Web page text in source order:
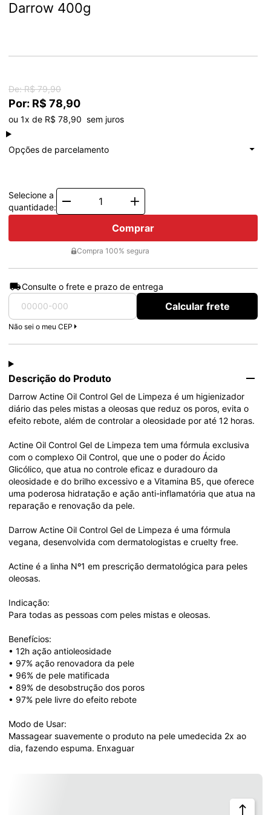
Darrow 400g
De: R$ 79,90
Por: R$ 78,90
ou 1x de R$ 78,90  sem juros
Opções de parcelamento
à vistaR$ 78,90
Total: R$ 78,90
Selecione a
quantidade:
Comprar
Compra 100% segura
Consulte o frete e prazo de entrega
Calcular frete
Não sei o meu CEP
Descrição do Produto
Darrow Actine Oil Control Gel de Limpeza é um higienizador
diário das peles mistas a oleosas que reduz os poros, evita o
efeito rebote, além de controlar a oleosidade por até 12 horas.
Actine Oil Control Gel de Limpeza tem uma fórmula exclusiva
com o complexo Oil Control, que une o poder do Ácido
Glicólico, que atua no controle eficaz e duradouro da
oleosidade e do brilho excessivo e a Vitamina B5, que oferece
uma poderosa hidratação e ação anti-inflamatória que atua na
reparação e renovação da pele.
Darrow Actine Oil Control Gel de Limpeza é uma fórmula
vegana, desenvolvida com dermatologistas e cruelty free.
Actine é a linha Nº1 em prescrição dermatológica para peles
oleosas.
Indicação:
Para todas as pessoas com peles mistas e oleosas.
Benefícios:
• 12h ação antioleosidade
• 97% ação renovadora da pele
• 96% de pele matificada
• 89% de desobstrução dos poros
• 97% pele livre do efeito rebote
Modo de Usar:
Massagear suavemente o produto na pele umedecida 2x ao
dia, fazendo espuma. Enxaguar